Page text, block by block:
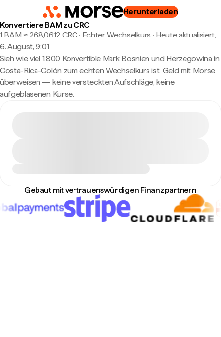
Herunterladen
Konvertiere BAM zu CRC
1 BAM ≈ 268,0612 CRC · Echter Wechselkurs · Heute aktualisiert,
6. August, 9:01
Sieh wie viel 1.800 Konvertible Mark Bosnien und Herzegowina in
Costa-Rica-Colón zum echten Wechselkurs ist. Geld mit Morse
überweisen — keine versteckten Aufschläge, keine
aufgeblasenen Kurse.
Gebaut mit vertrauenswürdigen Finanzpartnern